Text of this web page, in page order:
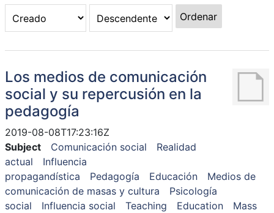
Ordenar
Los medios de comunicación
social y su repercusión en la
pedagogía
2019-08-08T17:23:16Z
Subject
Comunicación social
Realidad
actual
Influencia
propagandística
Pedagogía Educación
Medios de
comunicación de masas y cultura
Psicología
social
Influencia social Teaching Education
Mass